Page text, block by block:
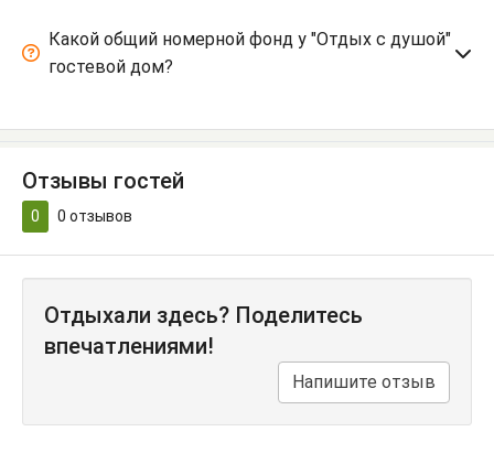
Какой общий номерной фонд у "Отдых с душой"
гостевой дом?
Отзывы гостей
0 0 отзывов
Отдыхали здесь? Поделитесь
впечатлениями!
Напишите отзыв